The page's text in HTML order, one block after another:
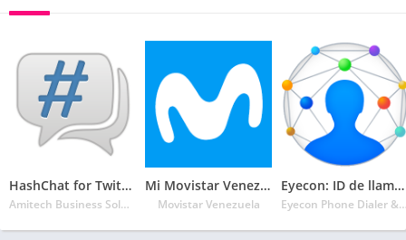
HashChat for Twitter
Amitech Business Solutions
Mi Movistar Venezuela-Saldo, Recargas, Pagos y más
Movistar Venezuela
Eyecon: ID de llamadas, Marcador, contactos telf.
Eyecon Phone